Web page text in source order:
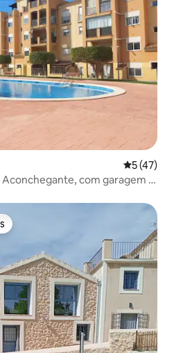
5 de uma
5 (47)
com garagem e
dos hóspedes